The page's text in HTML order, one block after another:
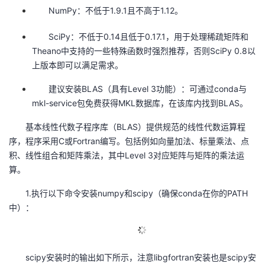
动
关
注
证
实
验
的
收
持
建
议
NumPy：不低于1.9.1且不高于1.12。
SciPy：不低于0.14且低于0.17.1，用于处理稀疏矩阵和
Theano中支持的一些特殊函数时强烈推荐，否则SciPy 0.8以
上版本即可以满足需求。
建议安装BLAS（具有Level 3功能）：可通过conda与
mkl-service包免费获得MKL数据库，在该库内找到BLAS。
基本线性代数子程序库（BLAS）提供规范的线性代数运算程
序，程序采用C或Fortran编写。包括例如向量加法、标量乘法、点
积、线性组合和矩阵乘法，其中Level 3对应矩阵与矩阵的乘法运
算。
1.执行以下命令安装numpy和scipy（确保conda在你的PATH
中）：
scipy安装时的输出如下所示，注意libgfortran安装也是scipy安